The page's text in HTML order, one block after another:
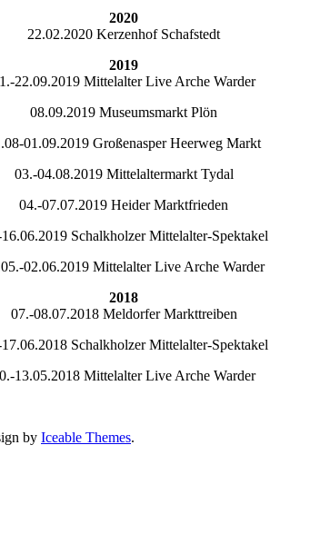
2020
22.02.2020 Kerzenhof Schafstedt
2019
22.09.2019 Mittelalter Live Arche Warder
08.09.2019 Museumsmarkt Plön
01.09.2019 Großenasper Heerweg Markt
03.-04.08.2019 Mittelaltermarkt Tydal
04.-07.07.2019 Heider Marktfrieden
Schalkholzer Mittelalter-Spektakel
02.06.2019 Mittelalter Live Arche Warder
2018
07.-08.07.2018 Meldorfer Markttreiben
Schalkholzer Mittelalter-Spektakel
13.05.2018 Mittelalter Live Arche Warder
by Iceable Themes.